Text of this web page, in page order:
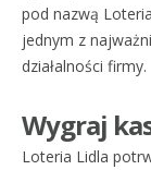
pod nazwą
jednym z
działalności firmy.
Wygraj
Loteria Lidla